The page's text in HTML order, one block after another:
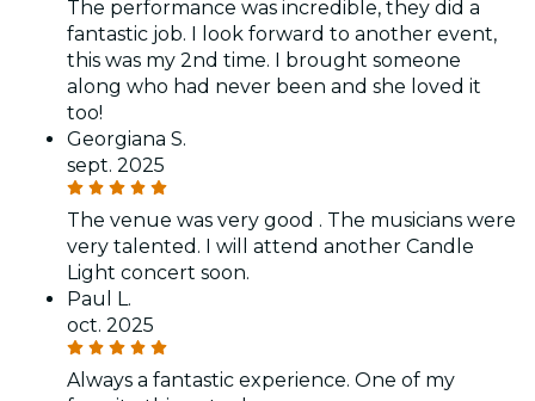
The performance was incredible, they did a
fantastic job. I look forward to another event,
this was my 2nd time. I brought someone
along who had never been and she loved it
too!
Georgiana S.
sept. 2025
The venue was very good . The musicians were
very talented. I will attend another Candle
Light concert soon.
Paul L.
oct. 2025
Always a fantastic experience. One of my